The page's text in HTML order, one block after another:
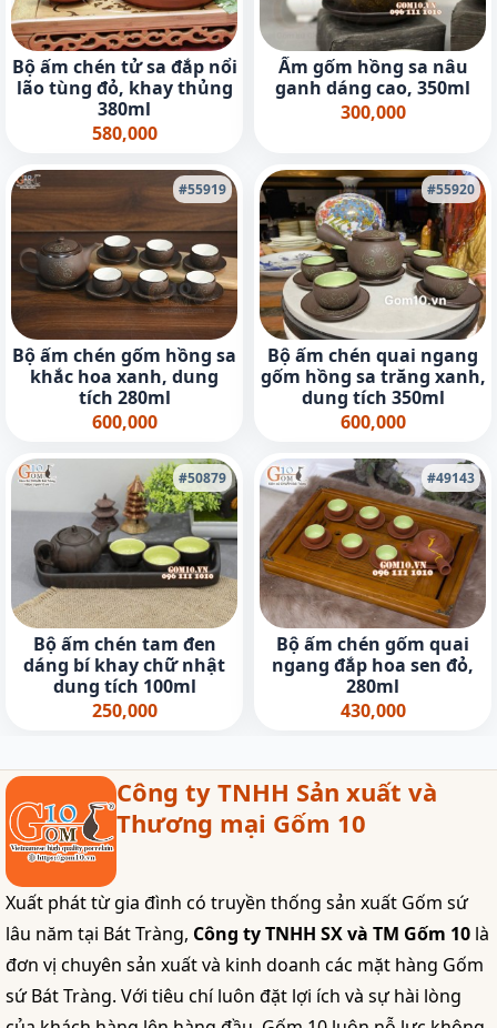
Bộ ấm chén tử sa đắp nổi
lão tùng đỏ, khay thủng
380ml
580,000
Ấm gốm hồng sa nâu
ganh dáng cao, 350ml
300,000
#55919
Bộ ấm chén gốm hồng sa
khắc hoa xanh, dung
tích 280ml
600,000
#55920
Bộ ấm chén quai ngang
gốm hồng sa trăng xanh,
dung tích 350ml
600,000
#50879
Bộ ấm chén tam đen
dáng bí khay chữ nhật
dung tích 100ml
250,000
#49143
Bộ ấm chén gốm quai
ngang đắp hoa sen đỏ,
280ml
430,000
Công ty TNHH Sản xuất và
Thương mại Gốm 10
Xuất phát từ gia đình có truyền thống sản xuất Gốm sứ
lâu năm tại Bát Tràng, Công ty TNHH SX và TM Gốm 10 là
đơn vị chuyên sản xuất và kinh doanh các mặt hàng Gốm
sứ Bát Tràng. Với tiêu chí luôn đặt lợi ích và sự hài lòng